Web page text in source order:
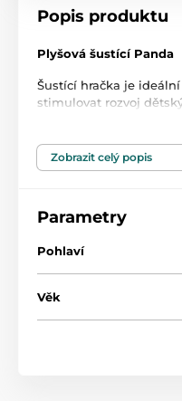
Popis produktu
Plyšová šustící Panda
Šustící hračka je
stimulovat rozvoj
schopností vašeho
textury stimulují rozvoj
zrak. Šustění je
Materiál: bavlna
Zobrazit celý popis
Parametry
Pohlaví
Věk